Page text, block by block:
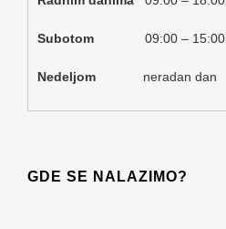
Subotom 09:00 – 15:00
Nedeljom neradan dan
GDE SE NALAZIMO?